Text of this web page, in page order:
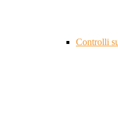
Controlli